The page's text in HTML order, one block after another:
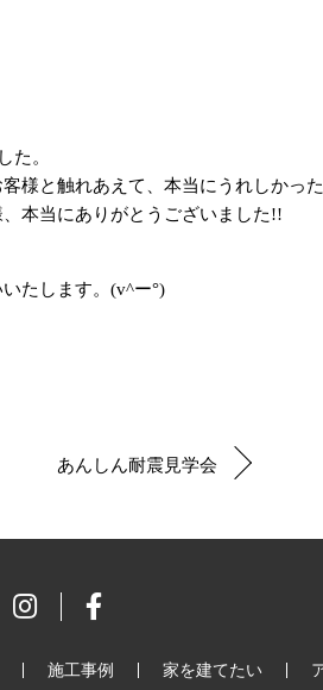
た。
様と触れあえて、本当にうれしかっ
本当にありがとうございました!!
たします。(v^ー°)
あんしん耐震見学会
施工事例 家を建てたい